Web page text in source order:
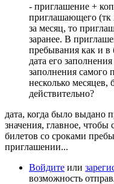
- приглашение +
приглашающего (тк
за месяц, то
заранее. В
пребывания как и в
дата его
заполнения самого
несколько месяцев,
действительно?
дата, когда было выдано
значения, главное,
билетов со сроками
приглашении...
Войдите или
возможность